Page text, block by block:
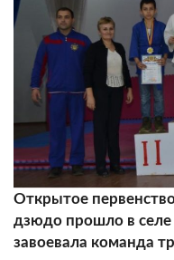
Открытое
дзюдо прошло в
завоевала команда